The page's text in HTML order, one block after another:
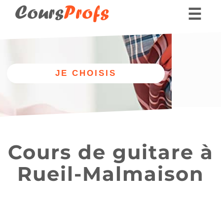
CoursProfs
Nos professeurs
Donner des cours
☰
Cours de guitare à
Rueil-Malmaison